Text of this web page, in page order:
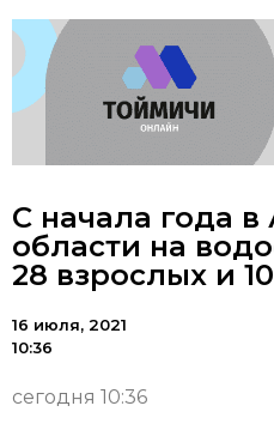
С начала года в
области на
28 взрослых и
16 июля, 2021
10:36
сегодня 10:36